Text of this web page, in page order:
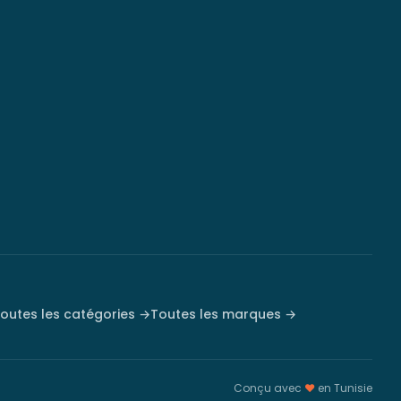
les catégories →Toutes les marques →
Conçu avec ♥ en Tunisie